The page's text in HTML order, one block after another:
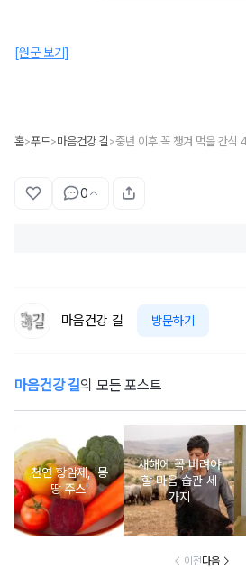
[원문 보기]
홈>푸드>마음건강 길 >중년 이후 꼭 챙겨 먹을 간식
0
마음건강 길 방문하기
마음건강 길의 모든 포스트
천연 항암제, '몽
땅 주스'
새해에 꼭 버려야
할 마음 습관 세
가지
이전다음